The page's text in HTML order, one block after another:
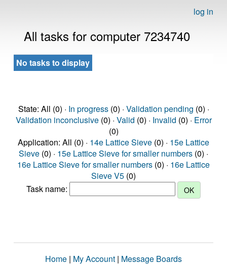
log in
All tasks for computer 7234740
No tasks to display
State: All (0) · In progress(0) · Validation pending (0) ·
Validation inconclusive(0) · Valid (0) · Invalid (0) · Error
(0)
Application: All (0) · 14e Lattice Sieve (0) · 15e Lattice
Sieve (0) · 15e Lattice Sieve for smaller numbers (0) ·
16e Lattice Sieve for smaller numbers (0) · 16e Lattice
Sieve V5 (0)
Task name:
Home | My Account | Message Boards